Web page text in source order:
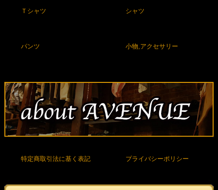
Ｔシャツ シャツ
パンツ 小物,アクセサリー
特定商取引法に基く表記 プライバシーポリシー